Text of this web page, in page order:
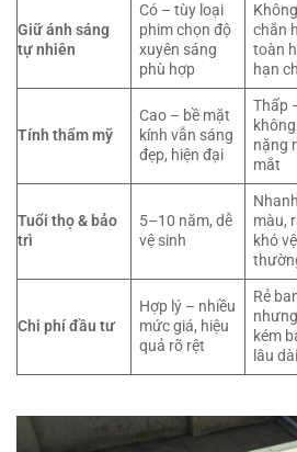
Giữ ánh sáng
tự nhiên
Có – tùy loại
phim chọn độ
xuyên sáng
phù hợp
chắn
toàn
hạn
Tính thẩm mỹ
Cao – bề mặt
kính vẫn sáng
đẹp, hiện đại
Thấp
nặng
mắt
Tuổi thọ & bảo
trì
5–10 năm, dễ
vệ sinh
màu,
khó
Chi phí đầu tư
Hợp lý – nhiều
mức giá, hiệu
quả rõ rệt
Rẻ
kém
lâu dài